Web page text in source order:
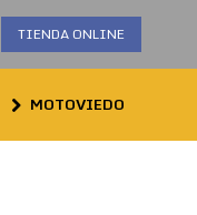
TIENDA ONLINE
MOTOVIEDO